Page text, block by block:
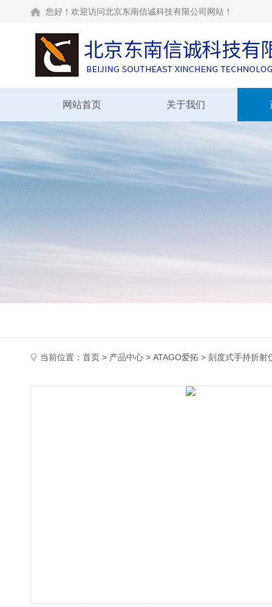
您好！欢迎访问北京东南信诚科技有限公司网站！
网站首页 关于我们
当前位置： 首页 > 产品中心 > ATAGO爱拓 > 刻度式手持折射